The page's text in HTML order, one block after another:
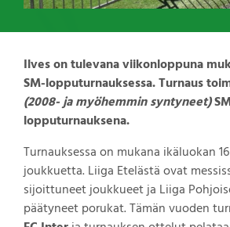
Ilves on tulevana viikonloppuna
SM-lopputurnauksessa. Turnaus
(2008- ja myöhemmin syntyneet)
lopputurnauksena.
Turnauksessa on mukana ikäluokan
joukkuetta. Liiga Etelästä ovat
sijoittuneet joukkueet ja Liiga
päätyneet porukat. Tämän vuoden